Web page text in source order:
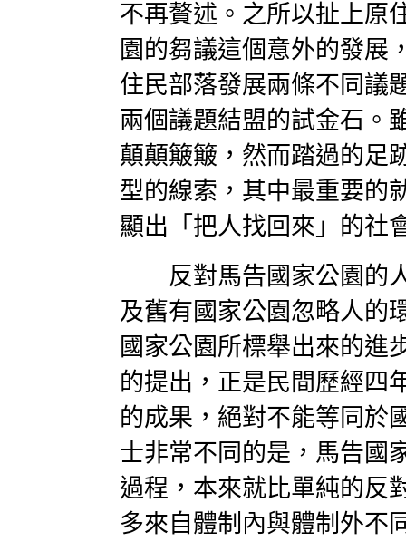
不再贅述。之所以扯上原
園的芻議這個意外的發展
住民部落發展兩條不同議
兩個議題結盟的試金石。
顛顛簸簸，然而踏過的足
型的線索，其中最重要的
顯出「把人找回來」的社
反對馬告國家公園的人
及舊有國家公園忽略人的
國家公園所標舉出來的進
的提出，正是民間歷經四
的成果，絕對不能等同於
士非常不同的是，馬告國
過程，本來就比單純的反
多來自體制內與體制外不